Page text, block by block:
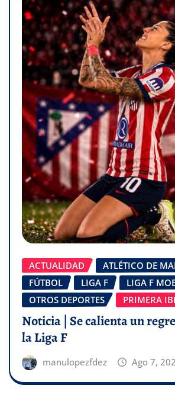
ACTUALIDAD
ATLÉTICO DE
FÚTBOL
LIGA F
LIGA F
OTROS DEPORTES
PRIMERA
Noticia | Se calienta un
la Liga F
manulopezfdez Ago 7,